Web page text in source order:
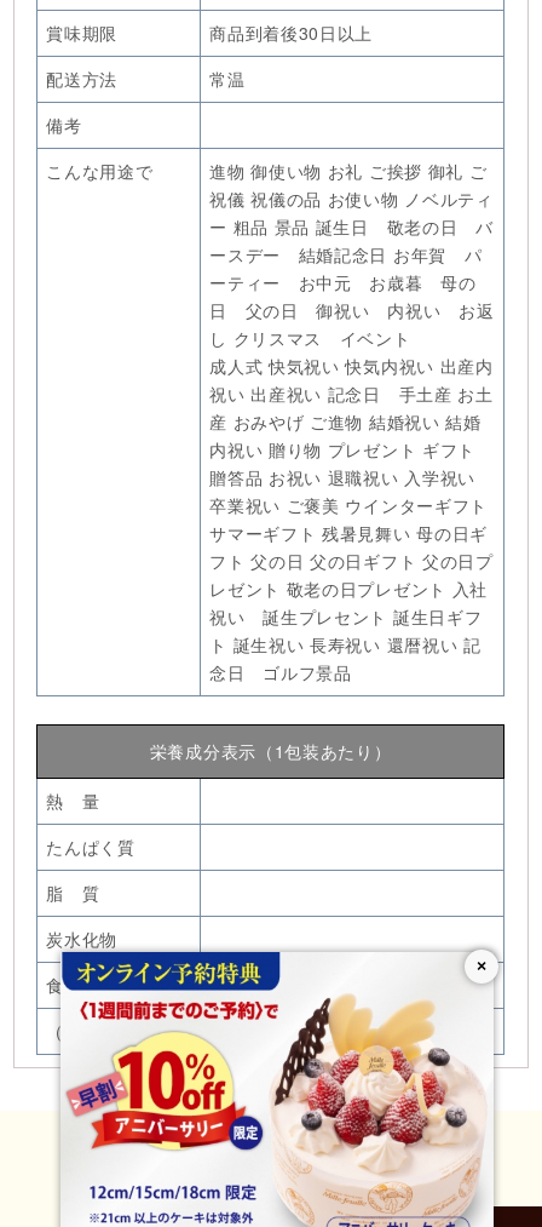
×
賞味期限
商品到着後30日以上
配送方法
常温
備考
こんな用途で
進物 御使い物 お礼 ご挨拶 御礼 ご
祝儀 祝儀の品 お使い物 ノベルティ
ー 粗品 景品 誕生日 敬老の日 バ
ースデー 結婚記念日 お年賀 パ
ーティー お中元 お歳暮 母の
日 父の日 御祝い 内祝い お返
し クリスマス イベント
成人式 快気祝い 快気内祝い 出産内
祝い 出産祝い 記念日 手土産 お土
産 おみやげ ご進物 結婚祝い 結婚
内祝い 贈り物 プレゼント ギフト
贈答品 お祝い 退職祝い 入学祝い
卒業祝い ご褒美 ウインターギフト
サマーギフト 残暑見舞い 母の日ギ
フト 父の日 父の日ギフト 父の日プ
レゼント 敬老の日プレゼント 入社
祝い 誕生プレセント 誕生日ギフ
ト 誕生祝い 長寿祝い 還暦祝い 記
念日 ゴルフ景品
栄養成分表示（1包装あたり）
熱 量
たんぱく質
脂 質
炭水化物
食塩相当量
（推定値）
Instagram Online Shop